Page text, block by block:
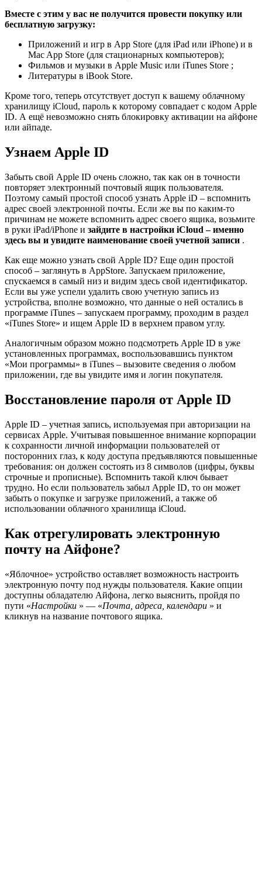
Вместе с этим у вас не получится провести покупку или
бесплатную загрузку:
Приложений и игр в App Store (для iPad или iPhone) и в
Mac App Store (для стационарных компьютеров);
Фильмов и музыки в Apple Music или iTunes Store ;
Литературы в iBook Store.
Кроме того, теперь отсутствует доступ к вашему облачному
хранилищу iCloud, пароль к которому совпадает с кодом Apple
ID. А ещё невозможно снять блокировку активации на айфоне
или айпаде.
Узнаем Apple ID
Забыть свой Apple ID очень сложно, так как он в точности
повторяет электронный почтовый ящик пользователя.
Поэтому самый простой способ узнать Apple iD – вспомнить
адрес своей электронной почты. Если же вы по каким-то
причинам не можете вспомнить адрес своего ящика, возьмите
в руки iPad/iPhone и зайдите в настройки iCloud – именно
здесь вы и увидите наименование своей учетной записи .
Как еще можно узнать свой Apple ID? Еще один простой
способ – заглянуть в AppStore. Запускаем приложение,
спускаемся в самый низ и видим здесь свой идентификатор.
Если вы уже успели удалить свою учетную запись из
устройства, вполне возможно, что данные о ней остались в
программе iTunes – запускаем программу, проходим в раздел
«iTunes Store» и ищем Apple ID в верхнем правом углу.
Аналогичным образом можно подсмотреть Apple ID в уже
установленных программах, воспользовавшись пунктом
«Мои программы» в iTunes – вызовите сведения о любом
приложении, где вы увидите имя и логин покупателя.
Восстановление пароля от Apple ID
Apple ID – учетная запись, используемая при авторизации на
сервисах Apple. Учитывая повышенное внимание корпорации
к сохранности личной информации пользователей от
посторонних глаз, к коду доступа предъявляются повышенные
требования: он должен состоять из 8 символов (цифры, буквы
строчные и прописные). Вспомнить такой ключ бывает
трудно. Но если пользователь забыл Apple ID, то он может
забыть о покупке и загрузке приложений, а также об
использовании облачного хранилища iCloud.
Как отрегулировать электронную
почту на Айфоне?
«Яблочное» устройство оставляет возможность настроить
электронную почту под нужды пользователя. Какие опции
доступны обладателю Айфона, легко выяснить, пройдя по
пути «Настройки » — «Почта, адреса, календари » и
кликнув на название почтового ящика.